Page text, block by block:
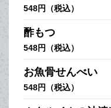
548円（税込）
酢もつ
548円（税込）
お魚骨せんべい
548円（税込）